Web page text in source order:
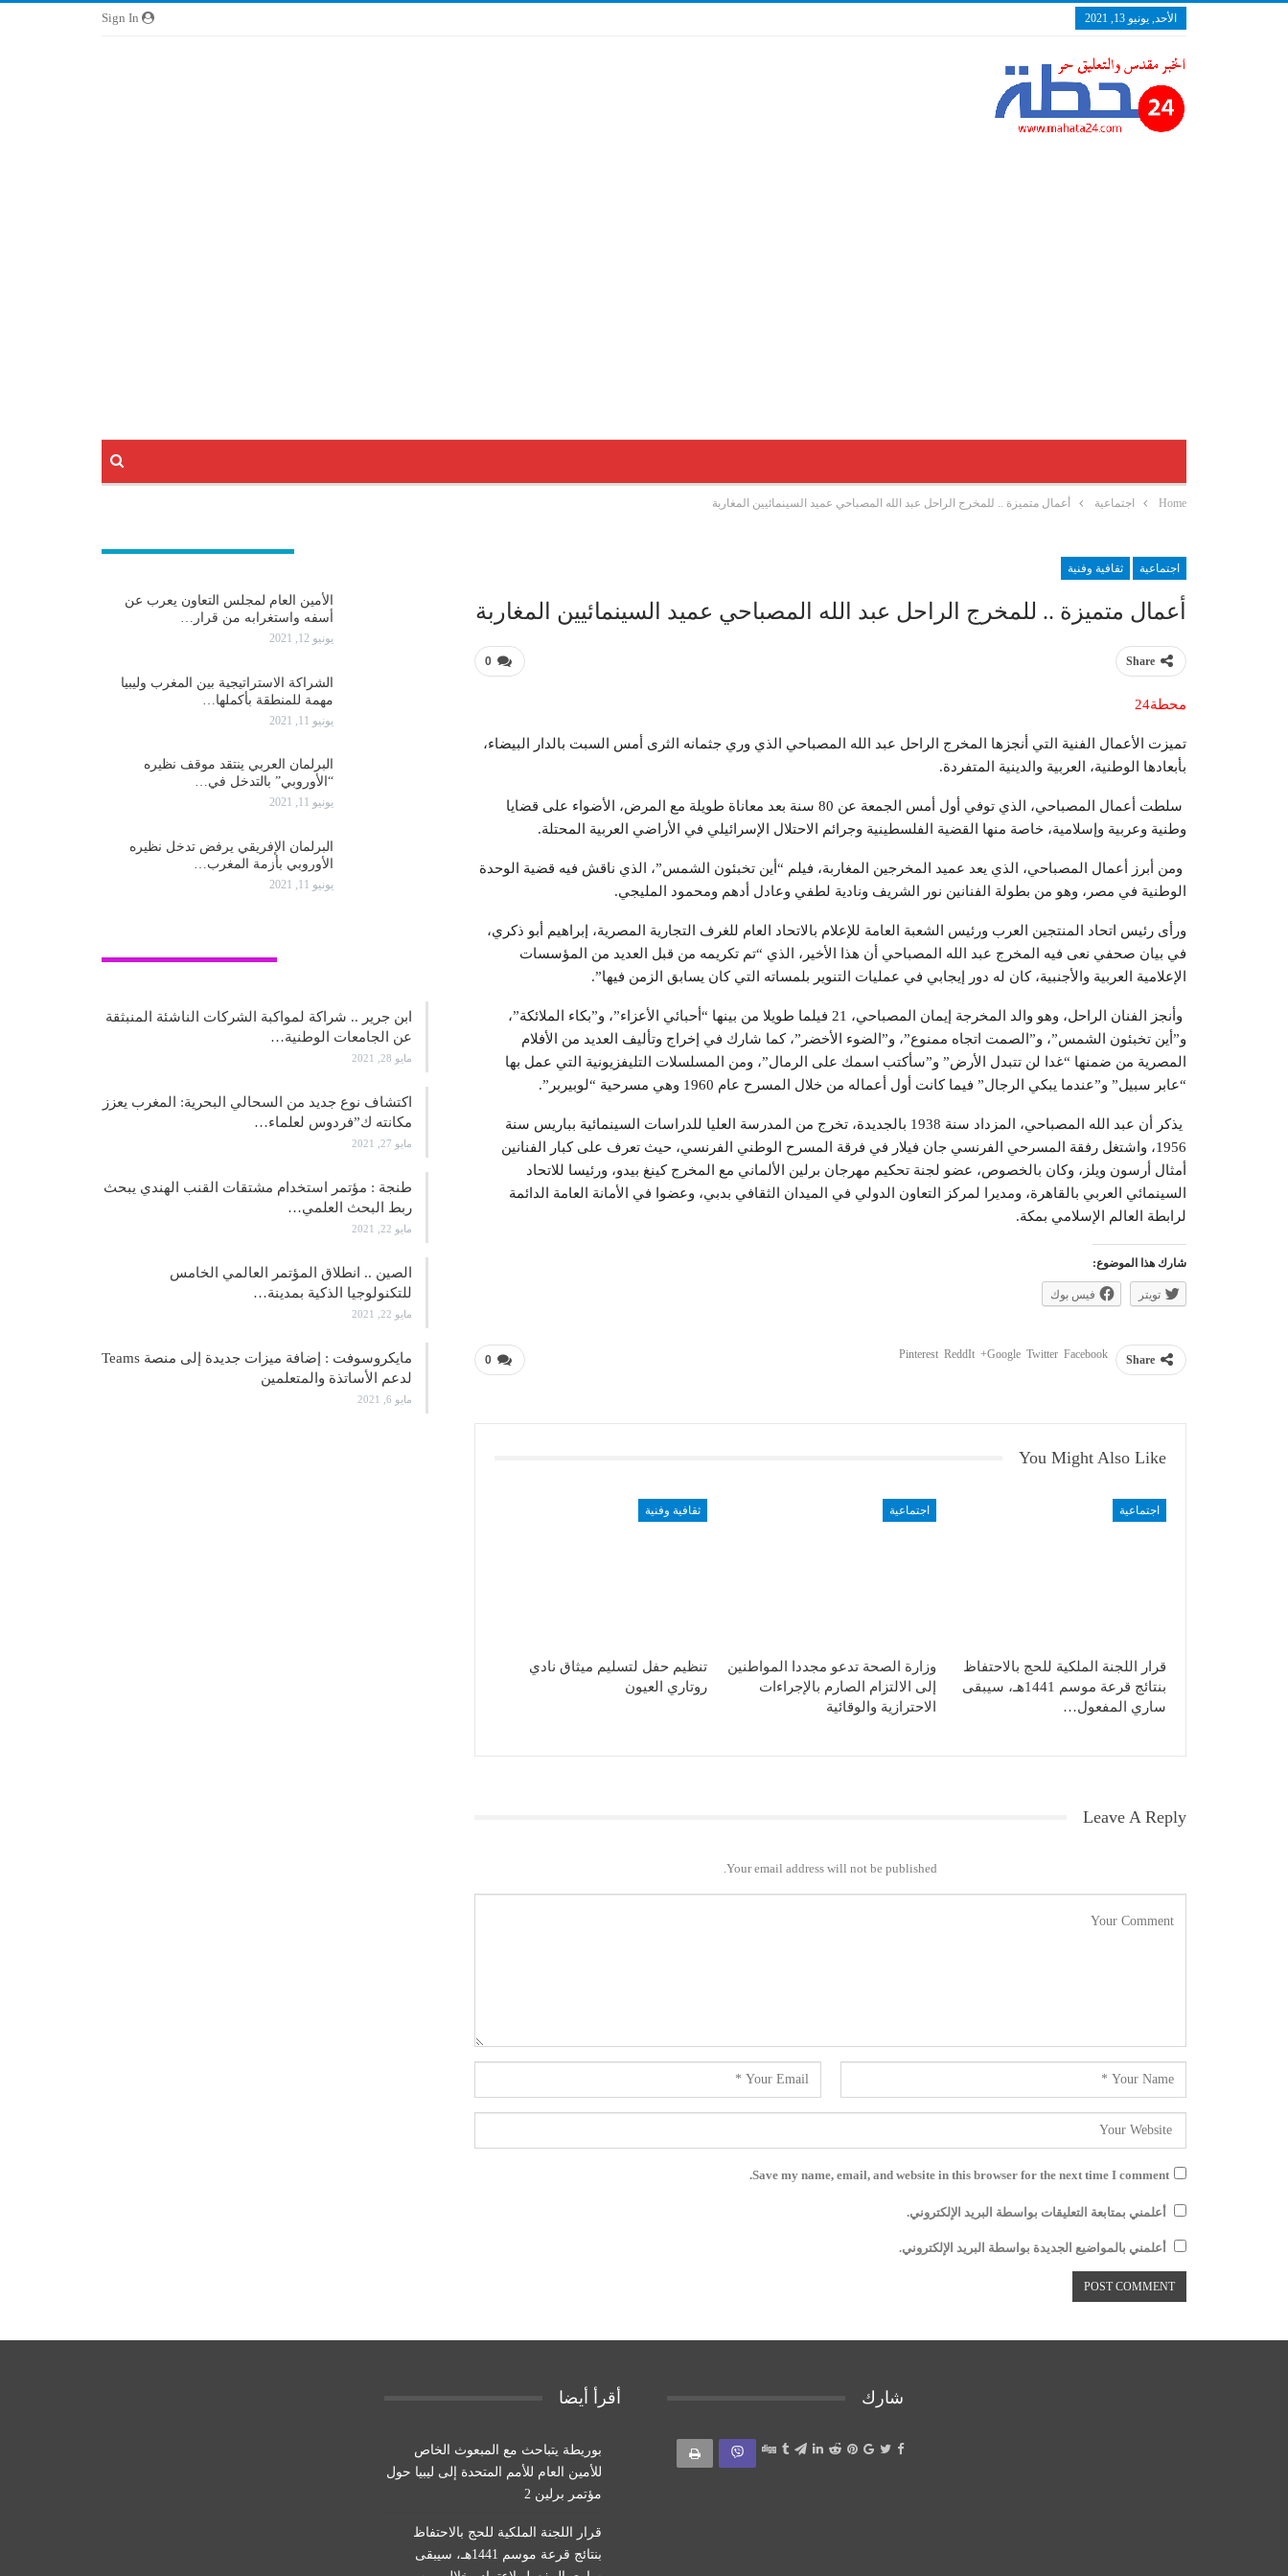
الأحد, يونيو 13, 2021
Home اجتماعية أعمال متميزة .. للمخرج الراحل عبد الله المصباحي عميد السينمائيين المغاربة
اجتماعية ثقافية وفنية
أعمال متميزة .. للمخرج الراحل عبد الله المصباحي عميد السينمائيين المغاربة
0 Share
محطة24
تميزت الأعمال الفنية التي أنجزها المخرج الراحل عبد الله المصباحي الذي وري جثمانه الثرى أمس السبت بالدار البيضاء،
بأبعادها الوطنية، العربية والدينية المتفردة.
سلطت أعمال المصباحي، الذي توفي أول أمس الجمعة عن 80 سنة بعد معاناة طويلة مع المرض، الأضواء على قضايا
وطنية وعربية وإسلامية، خاصة منها القضية الفلسطينية وجرائم الاحتلال الإسرائيلي في الأراضي العربية المحتلة.
ومن أبرز أعمال المصباحي، الذي يعد عميد المخرجين المغاربة، فيلم “أين تخبئون الشمس”، الذي ناقش فيه قضية الوحدة
الوطنية في مصر، وهو من بطولة الفنانين نور الشريف ونادية لطفي وعادل أدهم ومحمود المليجي.
ورأى رئيس اتحاد المنتجين العرب ورئيس الشعبة العامة للإعلام بالاتحاد العام للغرف التجارية المصرية، إبراهيم أبو ذكري،
في بيان صحفي نعى فيه المخرج عبد الله المصباحي أن هذا الأخير، الذي “تم تكريمه من قبل العديد من المؤسسات
الإعلامية العربية والأجنبية، كان له دور إيجابي في عمليات التنوير بلمساته التي كان يسابق الزمن فيها”.
وأنجز الفنان الراحل، وهو والد المخرجة إيمان المصباحي، 21 فيلما طويلا من بينها “أحبائي الأعزاء”، و”بكاء الملائكة”،
و”أين تخبئون الشمس”، و”الصمت اتجاه ممنوع”، و”الضوء الأخضر”، كما شارك في إخراج وتأليف العديد من الأفلام
المصرية من ضمنها “غدا لن تتبدل الأرض” و”سأكتب اسمك على الرمال”، ومن المسلسلات التليفزيونية التي عمل بها
“عابر سبيل” و”عندما يبكي الرجال” فيما كانت أول أعماله من خلال المسرح عام 1960 وهي مسرحية “لوبيربر”.
يذكر أن عبد الله المصباحي، المزداد سنة 1938 بالجديدة، تخرج من المدرسة العليا للدراسات السينمائية بباريس سنة
1956، واشتغل رفقة المسرحي الفرنسي جان فيلار في فرقة المسرح الوطني الفرنسي، حيث تعرف على كبار الفنانين
أمثال أرسون ويلز، وكان بالخصوص، عضو لجنة تحكيم مهرجان برلين الألماني مع المخرج كينغ بيدو، ورئيسا للاتحاد
السينمائي العربي بالقاهرة، ومديرا لمركز التعاون الدولي في الميدان الثقافي بدبي، وعضوا في الأمانة العامة الدائمة
لرابطة العالم الإسلامي بمكة.
شارك هذا الموضوع:
تويتر فيس بوك
0 Share
Facebook
Twitter
Google+
ReddIt
Pinterest
You Might Also Like
اجتماعية
قرار اللجنة الملكية للحج بالاحتفاظ
بنتائج قرعة موسم 1441هـ، سيبقى
ساري المفعول…
اجتماعية
وزارة الصحة تدعو مجددا المواطنين
إلى الالتزام الصارم بالإجراءات
الاحترازية والوقائية
ثقافية وفنية
تنظيم حفل لتسليم ميثاق نادي
روتاري العيون
Leave A Reply
Your email address will not be published.
Save my name, email, and website in this browser for the next time I comment.
أعلمني بمتابعة التعليقات بواسطة البريد الإلكتروني.
أعلمني بالمواضيع الجديدة بواسطة البريد الإلكتروني.
الأمين العام لمجلس التعاون يعرب عن
أسفه واستغرابه من قرار…
يونيو 12, 2021
الشراكة الاستراتيجية بين المغرب وليبيا
مهمة للمنطقة بأكملها…
يونيو 11, 2021
البرلمان العربي ينتقد موقف نظيره
“الأوروبي” بالتدخل في…
يونيو 11, 2021
البرلمان الإفريقي يرفض تدخل نظيره
الأوروبي بأزمة المغرب…
يونيو 11, 2021
ابن جرير .. شراكة لمواكبة الشركات الناشئة المنبثقة
عن الجامعات الوطنية…
مايو 28, 2021
اكتشاف نوع جديد من السحالي البحرية: المغرب يعزز
مكانته ك”فردوس لعلماء…
مايو 27, 2021
طنجة : مؤتمر استخدام مشتقات القنب الهندي يبحث
ربط البحث العلمي…
مايو 22, 2021
الصين .. انطلاق المؤتمر العالمي الخامس
للتكنولوجيا الذكية بمدينة…
مايو 22, 2021
مايكروسوفت : إضافة ميزات جديدة إلى منصة Teams
لدعم الأساتذة والمتعلمين
مايو 6, 2021
شارك أقرأ أيضا
بوريطة يتباحث مع المبعوث الخاص
للأمين العام للأمم المتحدة إلى ليبيا حول
مؤتمر برلين 2
قرار اللجنة الملكية للحج بالاحتفاظ
بنتائج قرعة موسم 1441هـ، سيبقى